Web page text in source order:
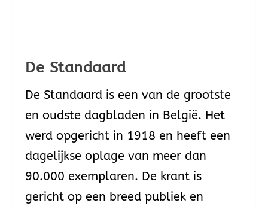
De Standaard
De Standaard is een van de grootste
en oudste dagbladen in België. Het
werd opgericht in 1918 en heeft een
dagelijkse oplage van meer dan
90.000 exemplaren. De krant is
gericht op een breed publiek en